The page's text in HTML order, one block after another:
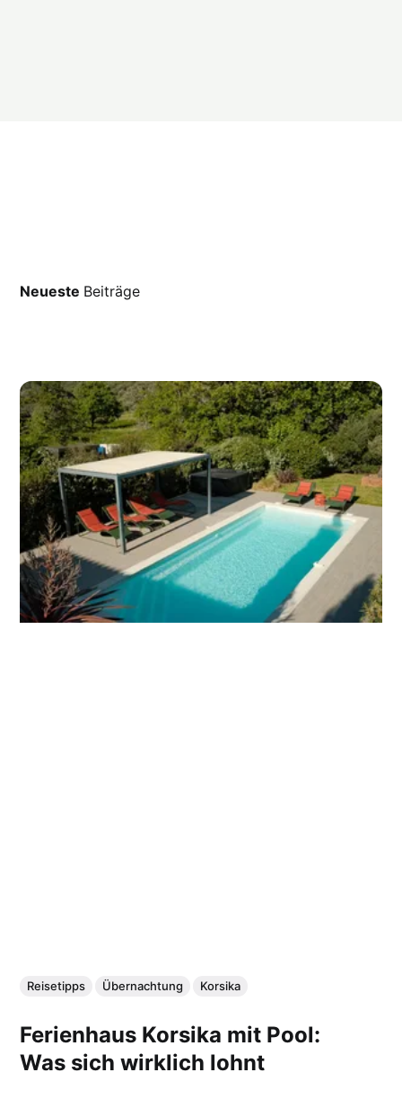
Neueste Beiträge
Reisetipps Übernachtung Korsika
Ferienhaus Korsika mit Pool:
Was sich wirklich lohnt